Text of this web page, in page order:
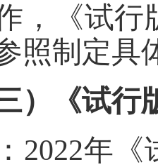
，《试行
照制定具
三）《试
2022年